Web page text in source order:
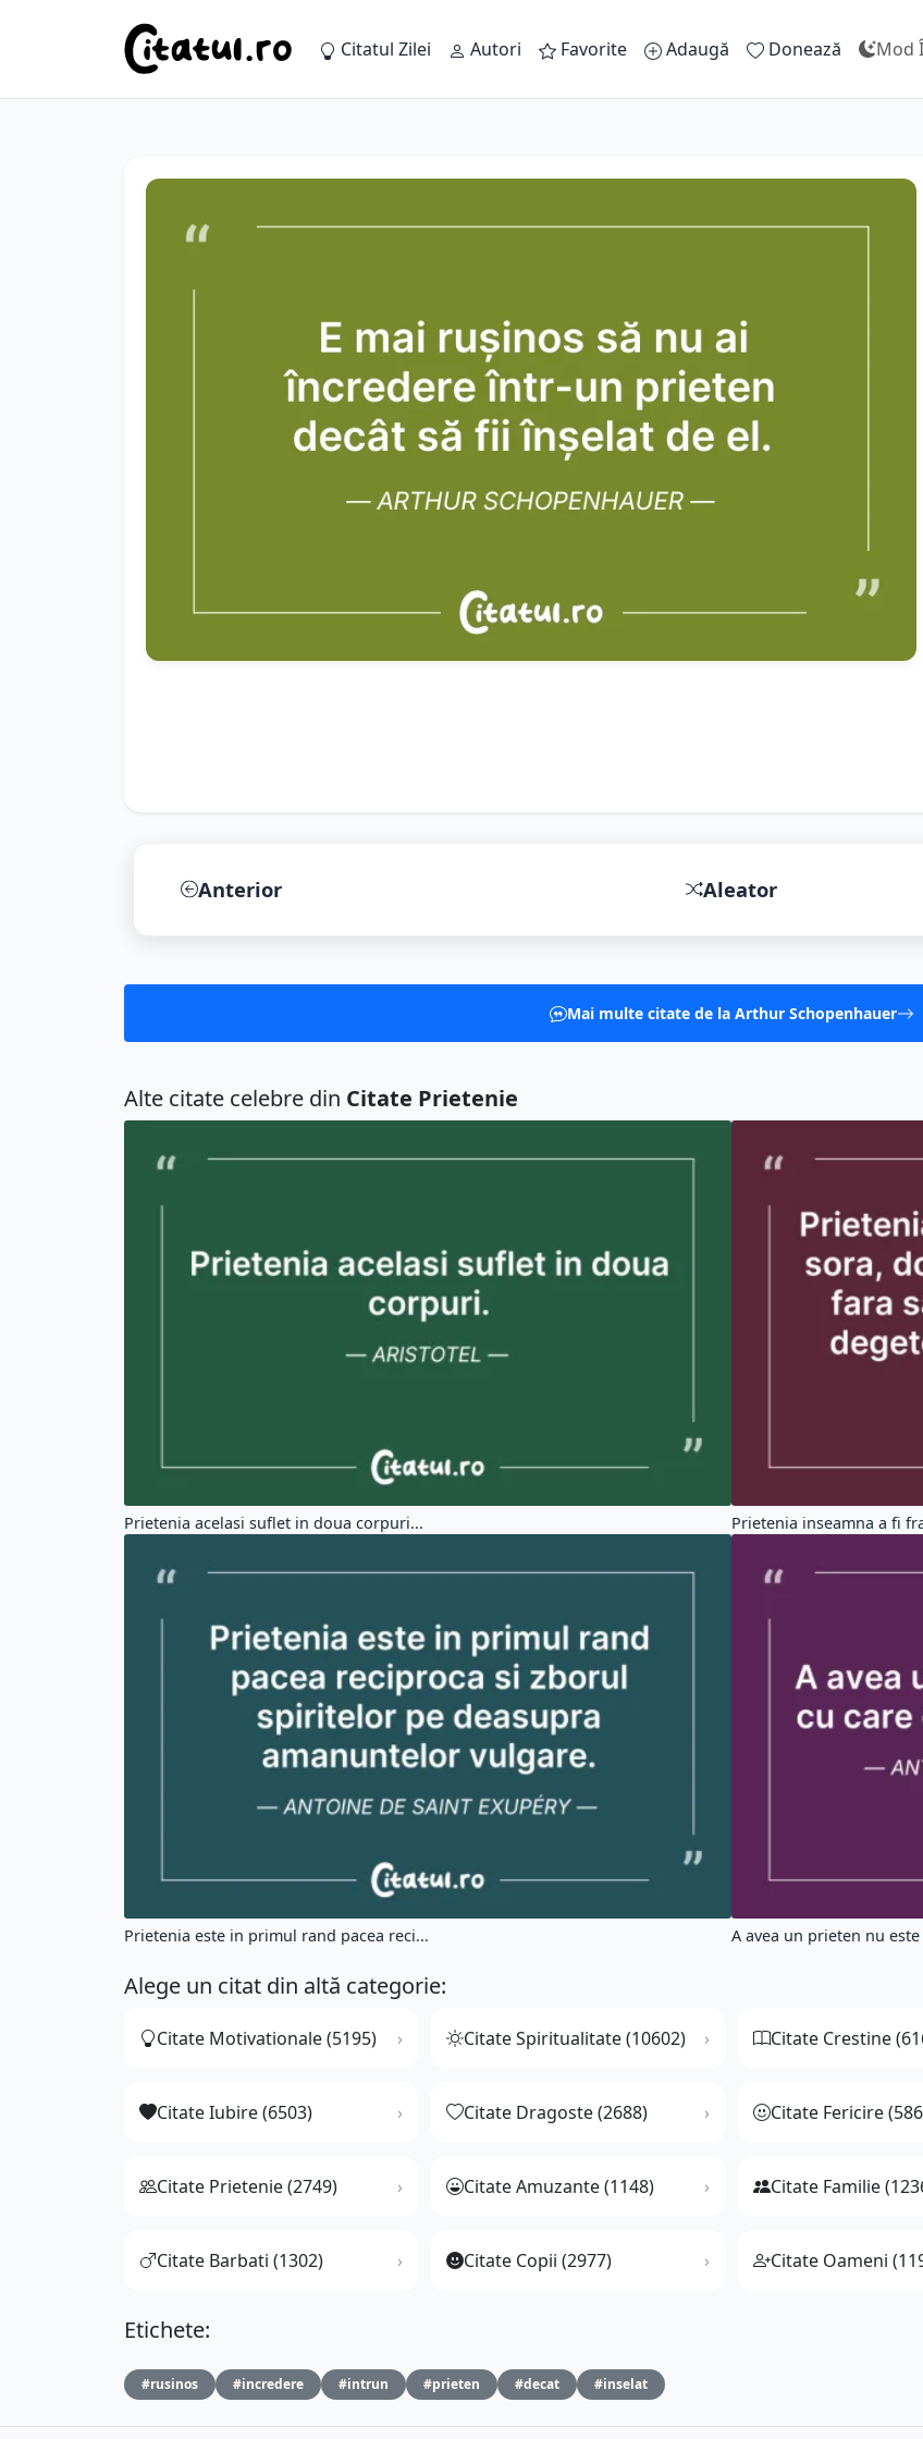
Citatul Zilei Autori Favorite Adaugă Donează Mod
Anterior Aleator
Mai multe citate de la Arthur Schopenhauer
Alte citate celebre din Citate Prietenie
Prietenia acelasi suflet in doua corpuri... Prietenia inseamna a fi
Prietenia este in primul rand pacea reci... A avea un prieten nu este
Alege un citat din altă categorie:
Citate Motivationale (5195) Citate Spiritualitate (10602) Citate Crestine
Citate Iubire (6503) Citate Dragoste (2688) Citate Fericire
Citate Prietenie (2749) Citate Amuzante (1148) Citate Familie
Citate Barbati (1302) Citate Copii (2977) Citate Oameni
Etichete:
#rusinos #incredere #intrun #prieten #decat #inselat